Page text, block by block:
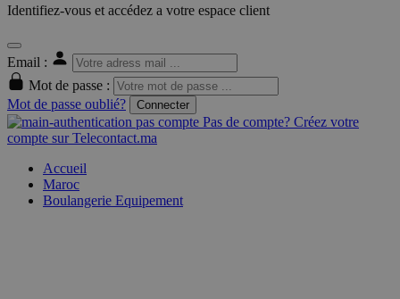
Identifiez-vous et accédez a votre espace client
Email :
Mot de passe :
Mot de passe oublié?
Connecter
Pas de compte? Créez votre
compte sur Telecontact.ma
Accueil
Maroc
Boulangerie Equipement